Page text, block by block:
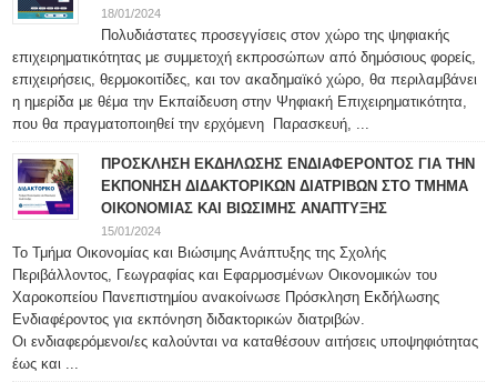
18/01/2024
Πολυδιάστατες προσεγγίσεις στον χώρο της ψηφιακής
επιχειρηματικότητας με συμμετοχή εκπροσώπων από δημόσιους φορείς,
επιχειρήσεις, θερμοκοιτίδες, και τον ακαδημαϊκό χώρο, θα περιλαμβάνει
η ημερίδα με θέμα την Εκπαίδευση στην Ψηφιακή Επιχειρηματικότητα,
που θα πραγματοποιηθεί την ερχόμενη Παρασκευή, ...
ΠΡΟΣΚΛΗΣΗ ΕΚΔΗΛΩΣΗΣ ΕΝΔΙΑΦΕΡΟΝΤΟΣ ΓΙΑ ΤΗΝ
ΕΚΠΟΝΗΣΗ ΔΙΔΑΚΤΟΡΙΚΩΝ ΔΙΑΤΡΙΒΩΝ ΣΤΟ ΤΜΗΜΑ
ΟΙΚΟΝΟΜΙΑΣ ΚΑΙ ΒΙΩΣΙΜΗΣ ΑΝΑΠΤΥΞΗΣ
15/01/2024
Το Τμήμα Οικονομίας και Βιώσιμης Ανάπτυξης της Σχολής
Περιβάλλοντος, Γεωγραφίας και Εφαρμοσμένων Οικονομικών του
Χαροκοπείου Πανεπιστημίου ανακοίνωσε Πρόσκληση Εκδήλωσης
Ενδιαφέροντος για εκπόνηση διδακτορικών διατριβών.
Οι ενδιαφερόμενοι/ες καλούνται να καταθέσουν αιτήσεις υποψηφιότητας
έως και ...